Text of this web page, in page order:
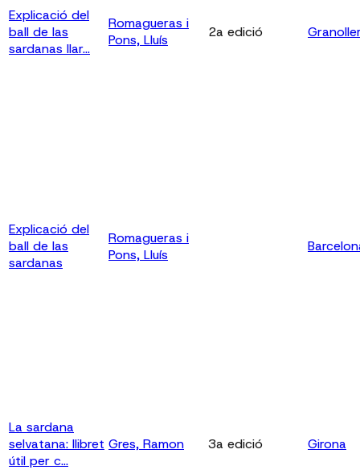
Explicació del
ball de las
sardanas llar...
Romagueras i
Pons, Lluís
2a edició
Explicació del
ball de las
sardanas
Romagueras i
Pons, Lluís
La sardana
selvatana: llibret
útil per c...
Gres, Ramon 3a edició Girona